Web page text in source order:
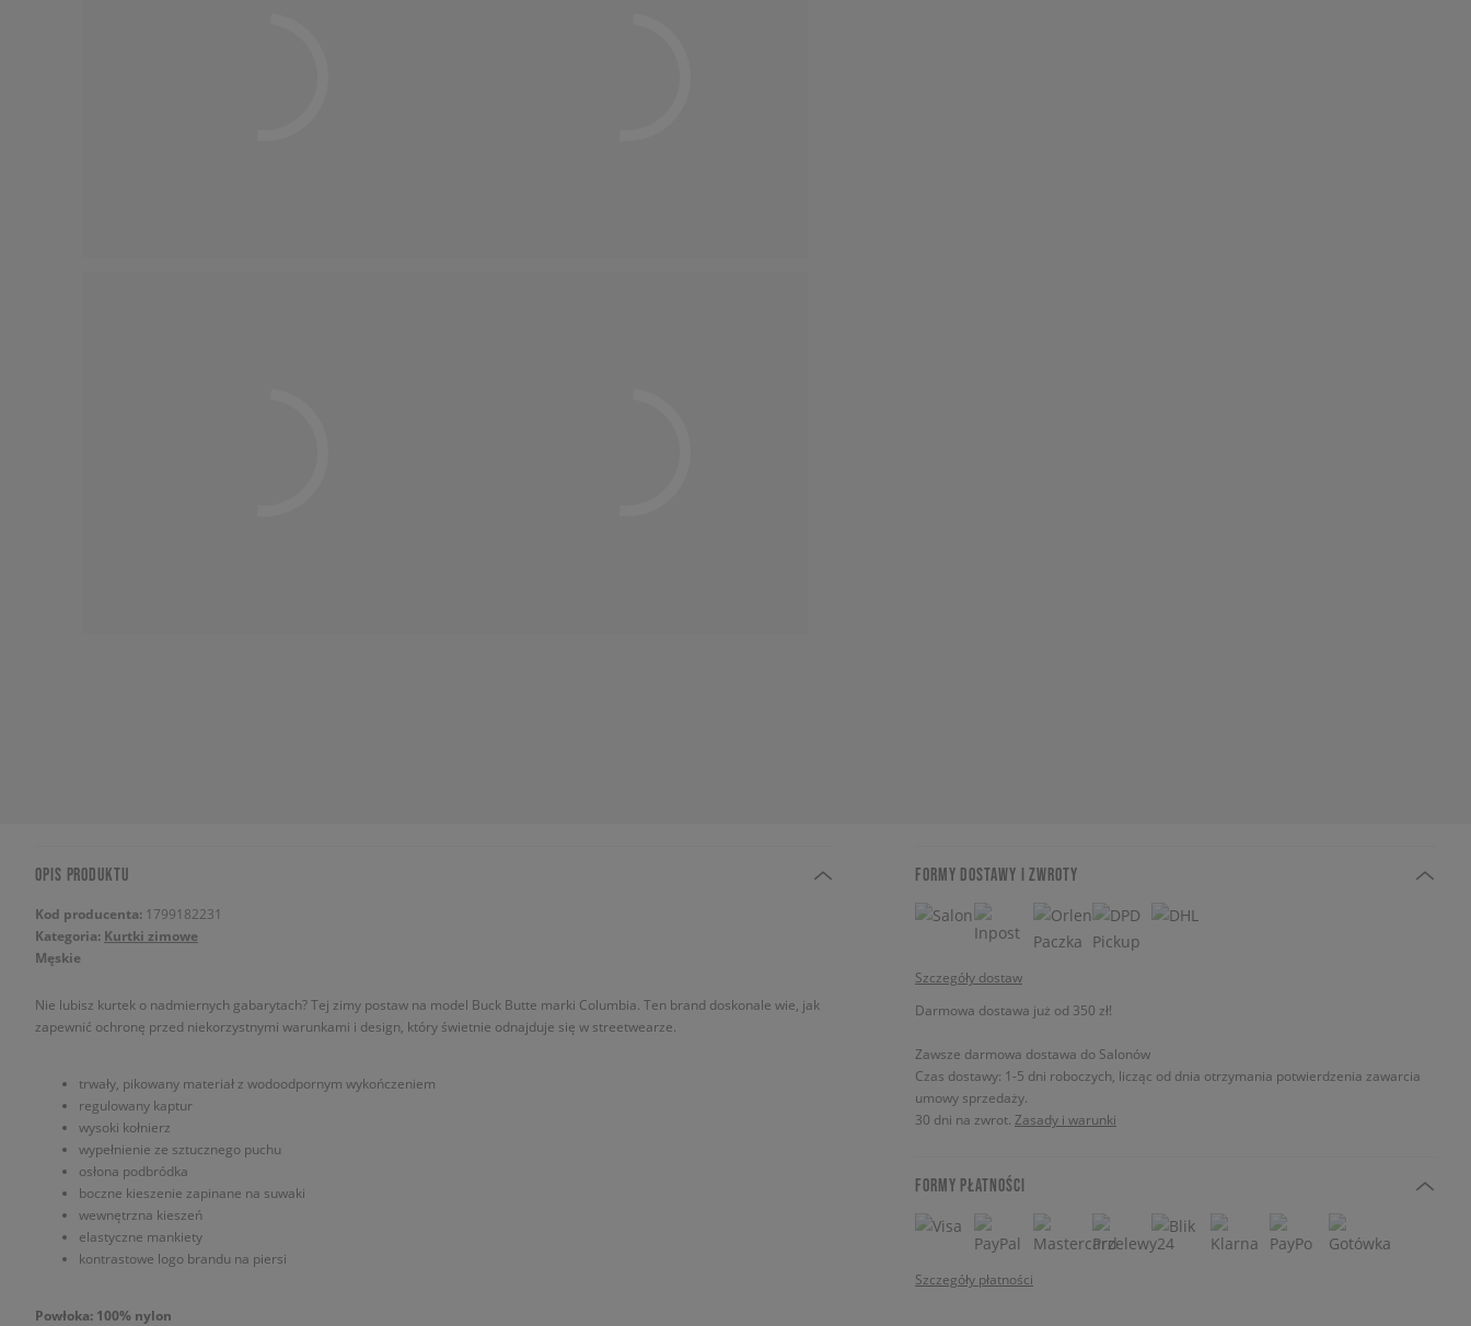
OPIS PRODUKTU
Kod producenta: 1799182231
Kategoria: Kurtki zimowe
Męskie
Nie lubisz kurtek o nadmiernych gabarytach? Tej zimy postaw na model Buck Butte marki Columbia. Ten brand doskonale wie, jak
zapewnić ochronę przed niekorzystnymi warunkami i design, który świetnie odnajduje się w streetwearze.
trwały, pikowany materiał z wodoodpornym wykończeniem
regulowany kaptur
wysoki kołnierz
wypełnienie ze sztucznego puchu
osłona podbródka
boczne kieszenie zapinane na suwaki
wewnętrzna kieszeń
elastyczne mankiety
kontrastowe logo brandu na piersi
Powłoka: 100% nylon
FORMY DOSTAWY I ZWROTY
Szczegóły dostaw
Darmowa dostawa już od 350 zł!
Zawsze darmowa dostawa do Salonów
Czas dostawy: 1-5 dni roboczych, licząc od dnia otrzymania potwierdzenia zawarcia
umowy sprzedaży.
30 dni na zwrot. Zasady i warunki
FORMY PŁATNOŚCI
Szczegóły płatności